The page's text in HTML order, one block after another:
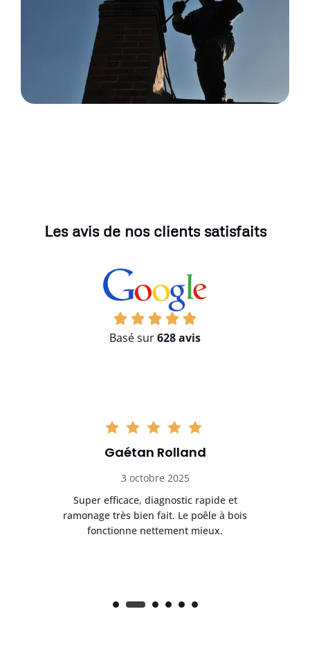
Les avis de nos clients satisfaits
Basé sur628 avis
Mélina Serra
12 décembre 2025
Le conduit était presque bouché et tout a
été remis en état. Intervention sérieuse et
sécurisée. Très contente du résultat.